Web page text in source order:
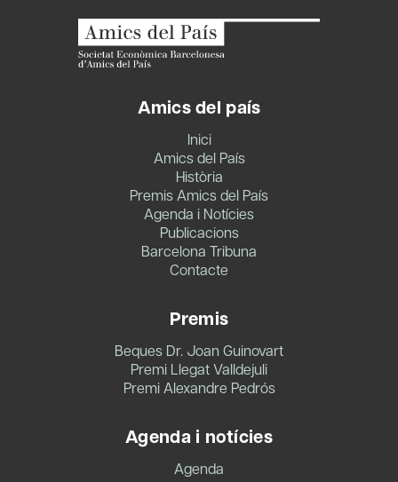
Amics del país
Inici
Amics del País
Història
Premis Amics del País
Agenda i Notícies
Publicacions
Barcelona Tribuna
Contacte
Premis
Beques Dr. Joan Guinovart
Premi Llegat Valldejuli
Premi Alexandre Pedrós
Agenda i notícies
Agenda